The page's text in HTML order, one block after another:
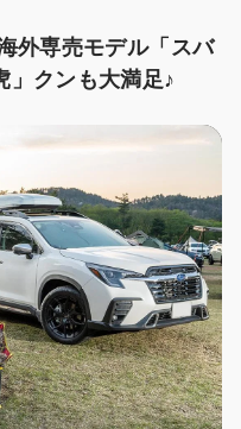
外専売モデル「スバ
」クンも大満足♪